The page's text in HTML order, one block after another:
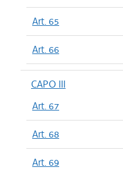
Art. 65
Art. 66
CAPO III
Art. 67
Art. 68
Art. 69